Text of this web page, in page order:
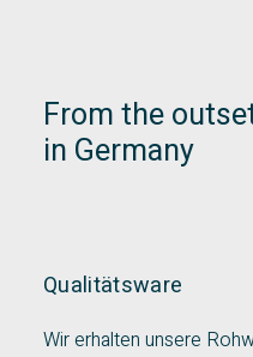
From the
in Germany
Qualitätsware
Wir erhalten unsere